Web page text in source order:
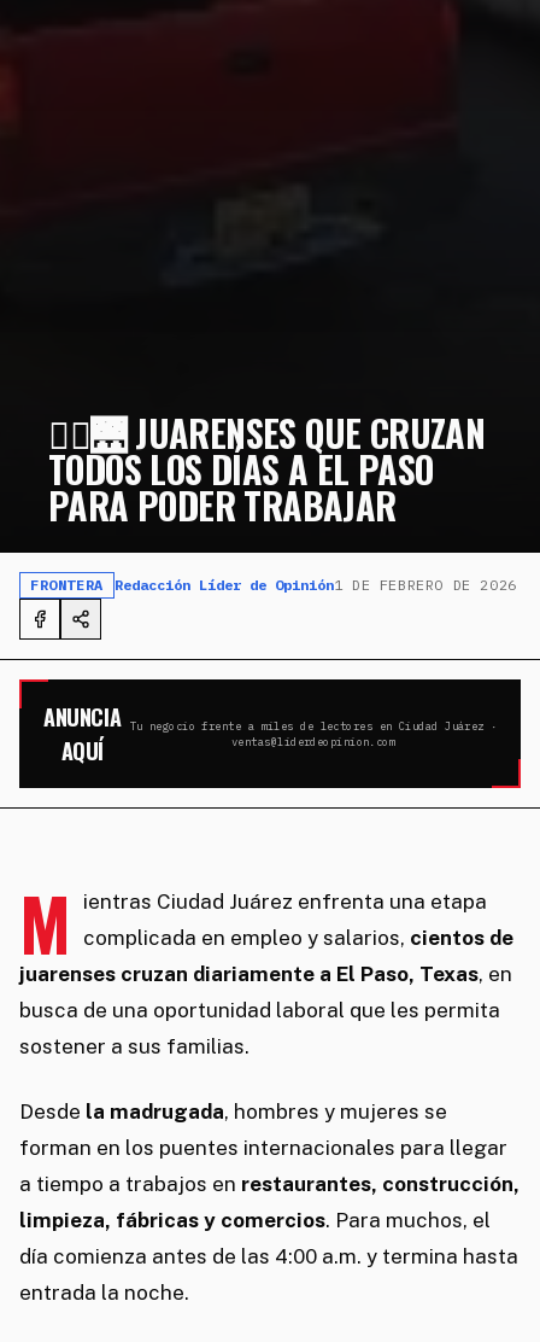
🚶‍♂️🌉 JUARENSES QUE CRUZAN
TODOS LOS DÍAS A EL PASO
PARA PODER TRABAJAR
FRONTERA Redacción Líder de Opinión1 DE FEBRERO DE 2026
ANUNCIA
AQUÍ
Tu negocio frente a miles de lectores en Ciudad Juárez ·
ventas@liderdeopinion.com
M
ientras Ciudad Juárez enfrenta una etapa
complicada en empleo y salarios, cientos de
juarenses cruzan diariamente a El Paso, Texas, en
busca de una oportunidad laboral que les permita
sostener a sus familias.
Desde la madrugada, hombres y mujeres se
forman en los puentes internacionales para llegar
a tiempo a trabajos en restaurantes, construcción,
limpieza, fábricas y comercios. Para muchos, el
día comienza antes de las 4:00 a.m. y termina hasta
entrada la noche.